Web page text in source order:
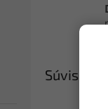
Súvisiaci